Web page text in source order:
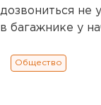
дозвониться не
в багажнике у
Общество